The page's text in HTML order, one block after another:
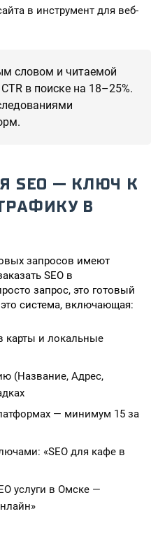
в инструмент для веб-
словом и читаемой
в поиске на 18–25%.
SEO — КЛЮЧ К
В
запросов имеют
SEO в
запрос, это готовый
система, включающая:
карты и локальные
(Название, Адрес,
— минимум 15 за
«SEO для кафе в
услуги в Омске —